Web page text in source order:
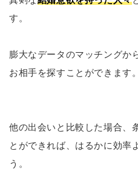
す。
膨大なデータのマッチングか
お相手を探すことができます。
他の出会いと比較した場合、
とができれば、はるかに効率
う。